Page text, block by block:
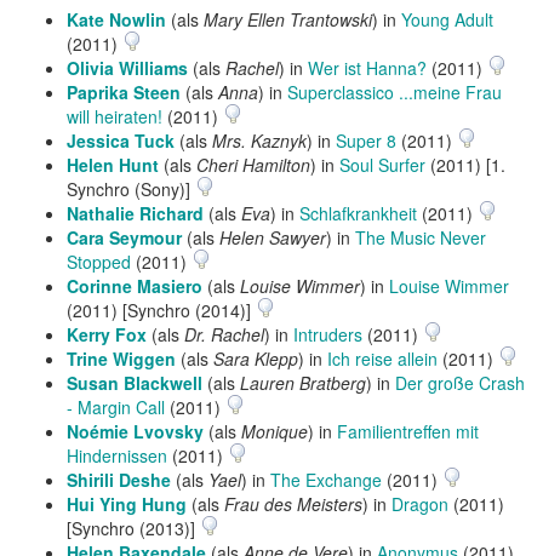
Kate Nowlin (als Mary Ellen Trantowski) in Young Adult
(2011)
Olivia Williams (als Rachel) in Wer ist Hanna? (2011)
Paprika Steen (alsAnna) in Superclassico ...meine Frau
will heiraten! (2011)
Jessica Tuck (als Mrs. Kaznyk) in Super 8 (2011)
Helen Hunt (als Cheri Hamilton) in Soul Surfer (2011) [1.
Synchro (Sony)]
Nathalie Richard (als Eva) in Schlafkrankheit (2011)
Cara Seymour(als Helen Sawyer) in The Music Never
Stopped (2011)
Corinne Masiero (als Louise Wimmer) in Louise Wimmer
(2011) [Synchro (2014)]
Kerry Fox (als Dr. Rachel) in Intruders (2011)
Trine Wiggen (als Sara Klepp) in Ich reise allein (2011)
Susan Blackwell (als Lauren Bratberg) in Der große Crash
- Margin Call (2011)
Noémie Lvovsky (als Monique) in Familientreffen mit
Hindernissen (2011)
Shirili Deshe (als Yael) in The Exchange (2011)
Hui Ying Hung (als Frau des Meisters) in Dragon (2011)
[Synchro (2013)]